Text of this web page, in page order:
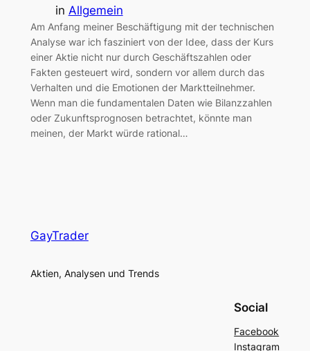
in Allgemein
Am Anfang meiner Beschäftigung mit der technischen
Analyse war ich fasziniert von der Idee, dass der Kurs
einer Aktie nicht nur durch Geschäftszahlen oder
Fakten gesteuert wird, sondern vor allem durch das
Verhalten und die Emotionen der Marktteilnehmer.
Wenn man die fundamentalen Daten wie Bilanzzahlen
oder Zukunftsprognosen betrachtet, könnte man
meinen, der Markt würde rational…
GayTrader
Aktien, Analysen und Trends
Social
Facebook
Instagram